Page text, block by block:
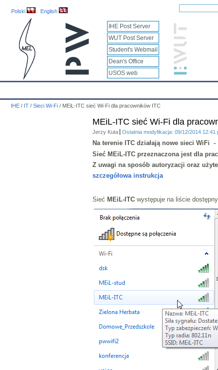
Polski English
IHE Post Server
WUT Post Server
Student's Webmail
Dean's Office
USOS web
IHE / IT / Sieci Wi-Fi / MEiL-ITC sieć Wi-Fi dla pracowników ITC
MEiL-ITC sieć Wi-Fi dla
Jerzy Kuta Ostatnia modyfikacja: 09/12/2014 12:41
Na terenie ITC działają nowe sieci WiFi
Sieć MEiL-ITCprzeznaczona jest dla
Z uwagi na sposób autoryzacji oraz
szczegółowa instrukcja
Sieć MEiL-ITCwystępuje na liście